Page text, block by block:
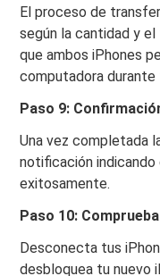
El proceso de
según la cantidad y
que ambos iPhones
computadora
Paso 9:
Una vez completada
notificación
exitosamente.
Paso 10:
Desconecta tus
desbloquea tu nuevo